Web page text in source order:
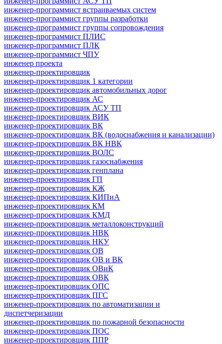
инженер-программист встраиваемых систем
инженер-программист группы разработки
инженер-программист группы сопровождения
инженер-программист ПЛИС
инженер-программист ПЛК
инженер-программист ЧПУ
инженер проекта
инженер-проектировщик
инженер-проектировщик 1 категории
инженер-проектировщик автомобильных дорог
инженер-проектировщик АС
инженер-проектировщик АСУ ТП
инженер-проектировщик ВИК
инженер-проектировщик ВК
инженер-проектировщик ВК (водоснабжения и канализации)
инженер-проектировщик ВК НВК
инженер-проектировщик ВОЛС
инженер-проектировщик газоснабжения
инженер-проектировщик генплана
инженер-проектировщик ГП
инженер-проектировщик КЖ
инженер-проектировщик КИПиА
инженер-проектировщик КМ
инженер-проектировщик КМД
инженер-проектировщик металлоконструкций
инженер-проектировщик НВК
инженер-проектировщик НКУ
инженер-проектировщик ОВ
инженер-проектировщик ОВ и ВК
инженер-проектировщик ОВиК
инженер-проектировщик ОВК
инженер-проектировщик ОПС
инженер-проектировщик ПГС
инженер-проектировщик по автоматизации и
диспетчеризации
инженер-проектировщик по пожарной безопасности
инженер-проектировщик ПОС
инженер-проектировщик ППР